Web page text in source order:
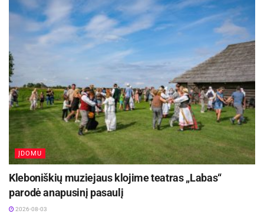
ĮDOMU
Kleboniškių muziejaus klojime teatras „Labas“
parodė anapusinį pasaulį
2026-08-03